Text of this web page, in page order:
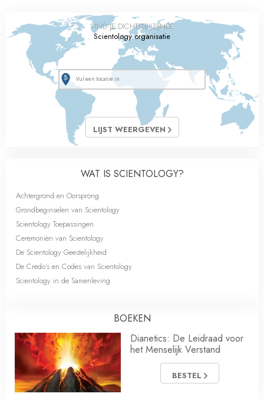
VIND JE DICHTSTBIJZIJNDE
Scientology organisatie
LIJST WEERGEVEN
WAT IS SCIENTOLOGY?
Achtergrond en Oorsprong
Grondbeginselen van Scientology
Scientology Toepassingen
Ceremoniën van Scientology
De Scientology Geestelijkheid
De Credo’s en Codes van Scientology
Scientology in de Samenleving
BOEKEN
Dianetics: De Leidraad voor
het Menselijk Verstand
BESTEL